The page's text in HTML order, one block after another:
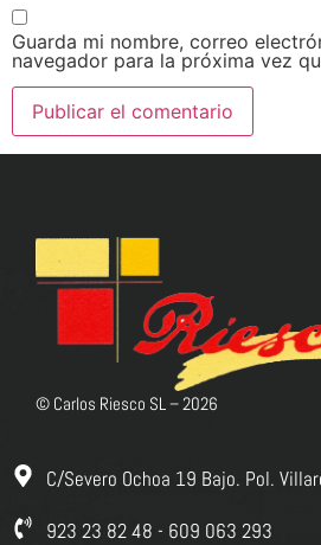
Guarda mi nombre, correo
navegador para la próxima vez
© Carlos Riesco SL –2026
C/Severo Ochoa 19 Bajo. Pol.
923 23 82 48 - 609 063 293